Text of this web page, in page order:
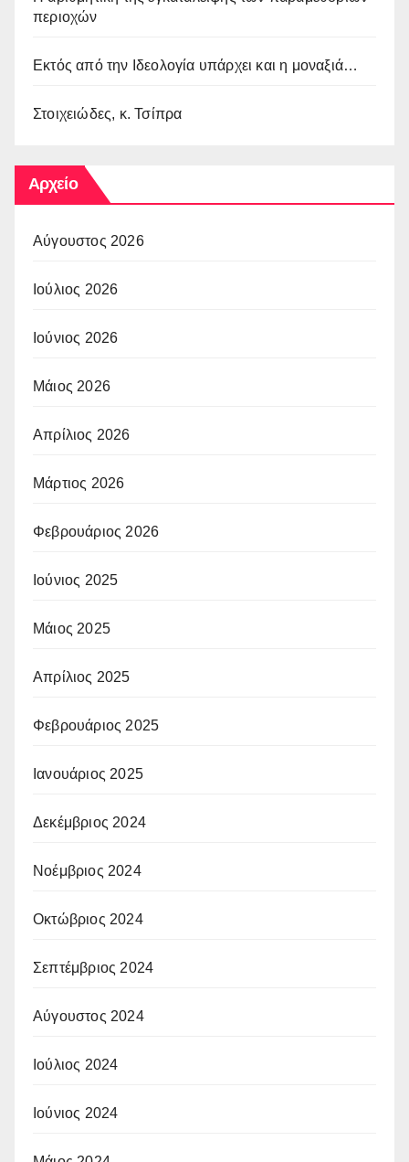
περιοχών
Εκτός από την Ιδεολογία υπάρχει και η μοναξιά…
Στοιχειώδες, κ. Τσίπρα
Αρχείο
Αύγουστος 2026
Ιούλιος 2026
Ιούνιος 2026
Μάιος 2026
Απρίλιος 2026
Μάρτιος 2026
Φεβρουάριος 2026
Ιούνιος 2025
Μάιος 2025
Απρίλιος 2025
Φεβρουάριος 2025
Ιανουάριος 2025
Δεκέμβριος 2024
Νοέμβριος 2024
Οκτώβριος 2024
Σεπτέμβριος 2024
Αύγουστος 2024
Ιούλιος 2024
Ιούνιος 2024